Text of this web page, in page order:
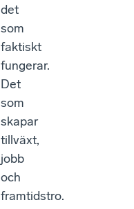
det
som
faktiskt
fungerar.
Det
som
skapar
tillväxt,
jobb
och
framtidstro.